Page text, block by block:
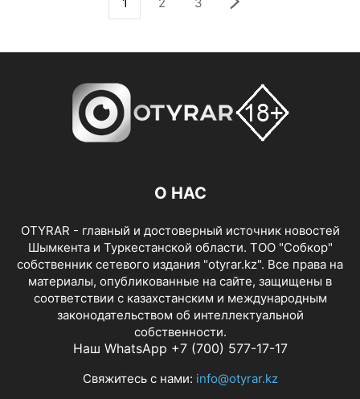
О НАС
OTYRAR - главный и достоверный источник новостей
Шымкента и Туркестанской области. ТОО "Собкор"
собственник сетевого издания "otyrar.kz". Все права на
материалы, опубликованные на сайте, защищены в
соответствии с казахстанским и международным
законодательством об интеллектуальной
собственности.
Наш WhatsApp +7 (700) 577-17-17
Свяжитесь с нами: info@otyrar.kz